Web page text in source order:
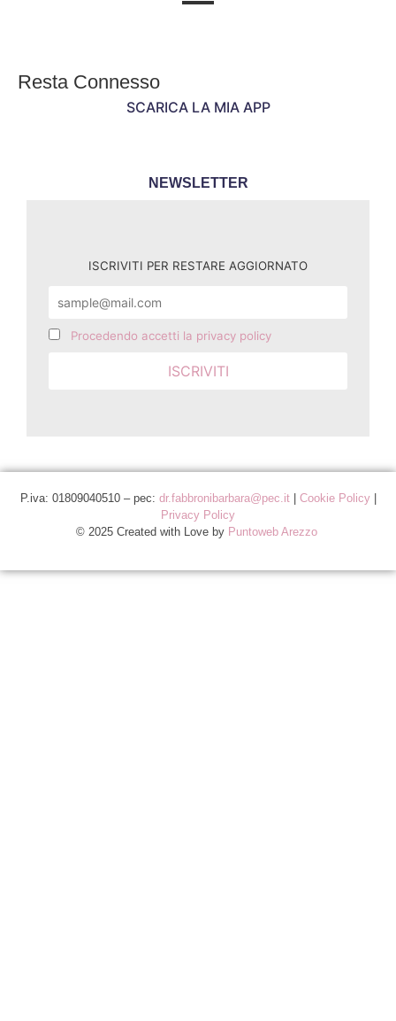
Resta Connesso
SCARICA LA MIA APP
NEWSLETTER
ISCRIVITI PER RESTARE AGGIORNATO
Procedendo accetti la privacy policy
P.iva: 01809040510 – pec: dr.fabbronibarbara@pec.it| Cookie Policy|
Privacy Policy
© 2025 Created with Love by Puntoweb Arezzo